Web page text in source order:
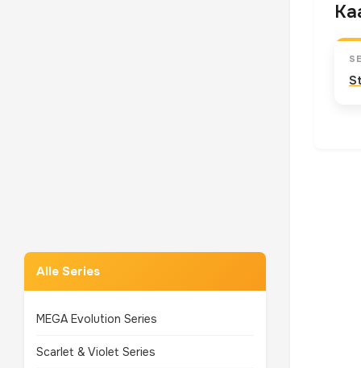
Alle Series
MEGA Evolution Series
Scarlet & Violet Series